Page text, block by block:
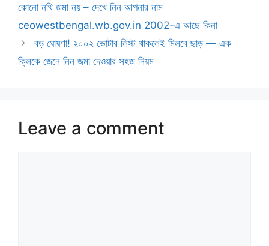
কোনো নথি জমা নয় – দেখে নিন আপনার নাম
ceowestbengal.wb.gov.in 2002-এ আছে কিনা
বড় ঘোষণা! ২০০২ ভোটার লিস্ট থাকলেই মিলবে ছাড় — এক
ক্লিকে জেনে নিন জমা দেওয়ার সহজ নিয়ম
Leave a comment